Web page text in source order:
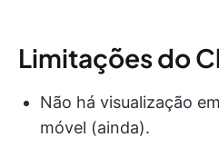
Limitações do
Não há visualização
móvel (ainda).